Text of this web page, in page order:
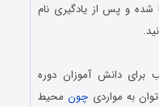
شده و پس از یادگیری نام
برای دانش آموزان دوره
به مواردی چونمحیط